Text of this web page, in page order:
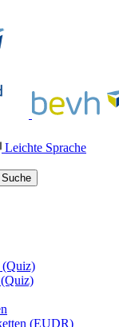
Leichte Sprache
Suche
(Quiz)
(EUDR)